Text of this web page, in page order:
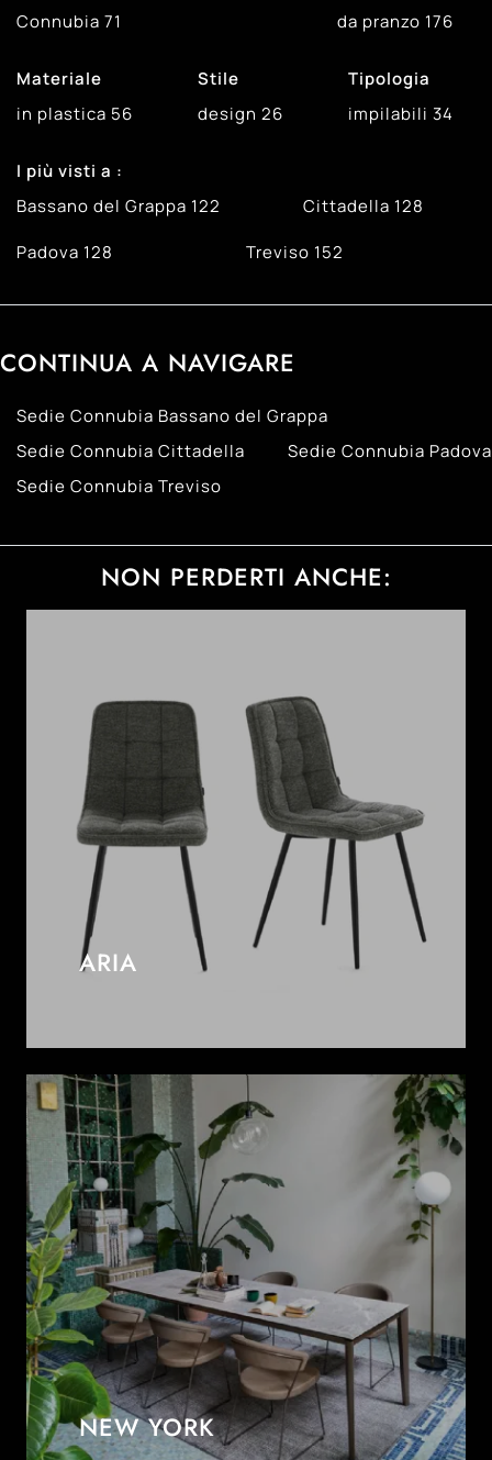
Connubia 71 da pranzo 176
Materiale
in plastica 56
Stile
design 26
Tipologia
impilabili 34
I più visti a :
Bassano del Grappa 122 Cittadella 128
Padova 128 Treviso 152
CONTINUA A NAVIGARE
Sedie Connubia Bassano del Grappa
Sedie Connubia Cittadella
Sedie Connubia Padova
Sedie Connubia Treviso
NON PERDERTI ANCHE:
ARIA
NEW YORK